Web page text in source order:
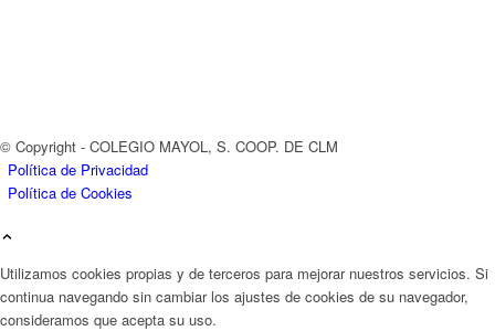
© Copyright - COLEGIO MAYOL, S. COOP. DE CLM
Política de Privacidad
Política de Cookies
Utilizamos cookies propias y de terceros para mejorar nuestros servicios. Si
continua navegando sin cambiar los ajustes de cookies de su navegador,
consideramos que acepta su uso.